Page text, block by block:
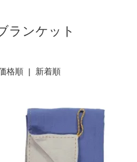
ランケット
格順 | 新着順